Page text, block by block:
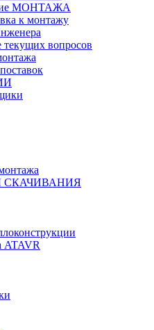
МОНТАЖА
к монтажу
текущих вопросов
СКАЧИВАНИЯ
ATAVR